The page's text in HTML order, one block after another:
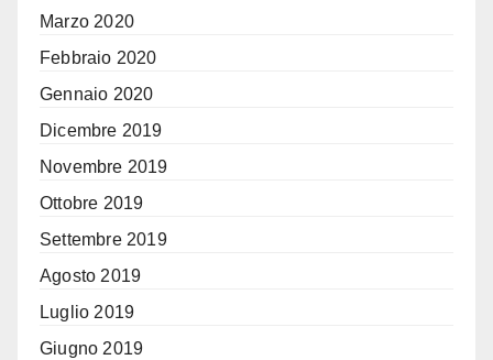
Marzo 2020
Febbraio 2020
Gennaio 2020
Dicembre 2019
Novembre 2019
Ottobre 2019
Settembre 2019
Agosto 2019
Luglio 2019
Giugno 2019